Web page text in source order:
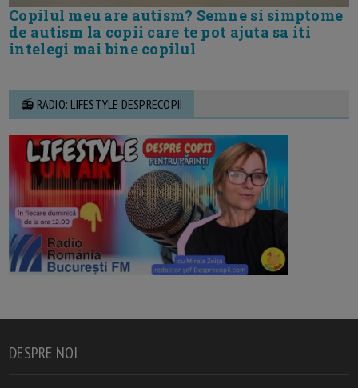
Copilul meu are autism? Semne si simptome
de autism la copii care te pot ajuta sa iti
intelegi mai bine copilul
📻 RADIO: LIFESTYLE DESPRECOPII
DESPRE NOI